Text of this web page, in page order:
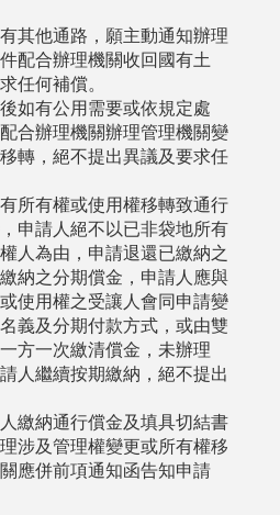
其他通路，願主動通知辦理
配合辦理機關收回國有土
任何補償。
如有公用需要或依規定處
合辦理機關辦理管理機關變
轉，絕不提出異議及要求任
所有權或使用權移轉致通行
申請人絕不以已非袋地所有
人為由，申請退還已繳納之
納之分期償金，申請人應與
使用權之受讓人會同申請變
義及分期付款方式，或由雙
方一次繳清償金，未辦理
人繼續按期繳納，絕不提出
繳納通行償金及填具切結書
涉及管理權變更或所有權移
應併前項通知函告知申請